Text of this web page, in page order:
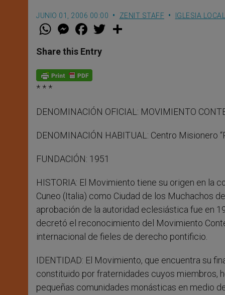
JUNIO 01, 2006 00:00 ZENIT STAFF IGLESIA LOCAL
W
t
s
p
p
M
e
s
e
g
e
F
a
e
b
o
k
w
Share this Entry
* * *
DENOMINACIÓN OFICIAL: MOVIMIENTO
DENOMINACIÓN HABITUAL: Centro Misionero
FUNDACIÓN: 1951
HISTORIA: El Movimiento tiene su origen en la
Cuneo (Italia) como Ciudad de los Muchachos
aprobación de la autoridad eclesiástica fue en
decretó el reconocimiento del Movimiento
internacional de fieles de derecho pontificio.
IDENTIDAD: El Movimiento, que encuentra su
constituido por fraternidades cuyos miembros,
pequeñas comunidades monásticas en medio